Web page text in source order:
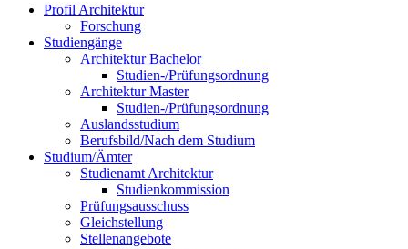
Profil Architektur
Forschung
Studiengänge
Architektur Bachelor
Studien-/Prüfungsordnung
Architektur Master
Studien-/Prüfungsordnung
Auslandsstudium
Berufsbild/Nach dem Studium
Studium/Ämter
Studienamt Architektur
Studienkommission
Prüfungsausschuss
Gleichstellung
Stellenangebote